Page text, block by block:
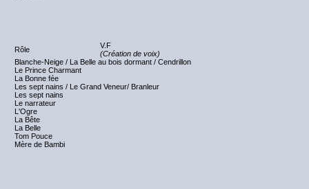
Rôle
V.F
(Création de voix)
Blanche-Neige / La Belle au bois dormant / Cendrillon
Le Prince Charmant
La Bonne fée
Les sept nains / Le Grand Veneur/ Branleur
Les sept nains
Le narrateur
L'Ogre
La Bête
La Belle
Tom Pouce
Mère de Bambi